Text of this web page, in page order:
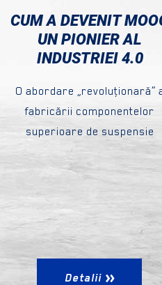
CUM A DEVENIT
UN PIONIER AL
INDUSTRIEI 4.0
O abordare „revoluţionară”
fabricării componentelor
superioare de suspensie
Detalii